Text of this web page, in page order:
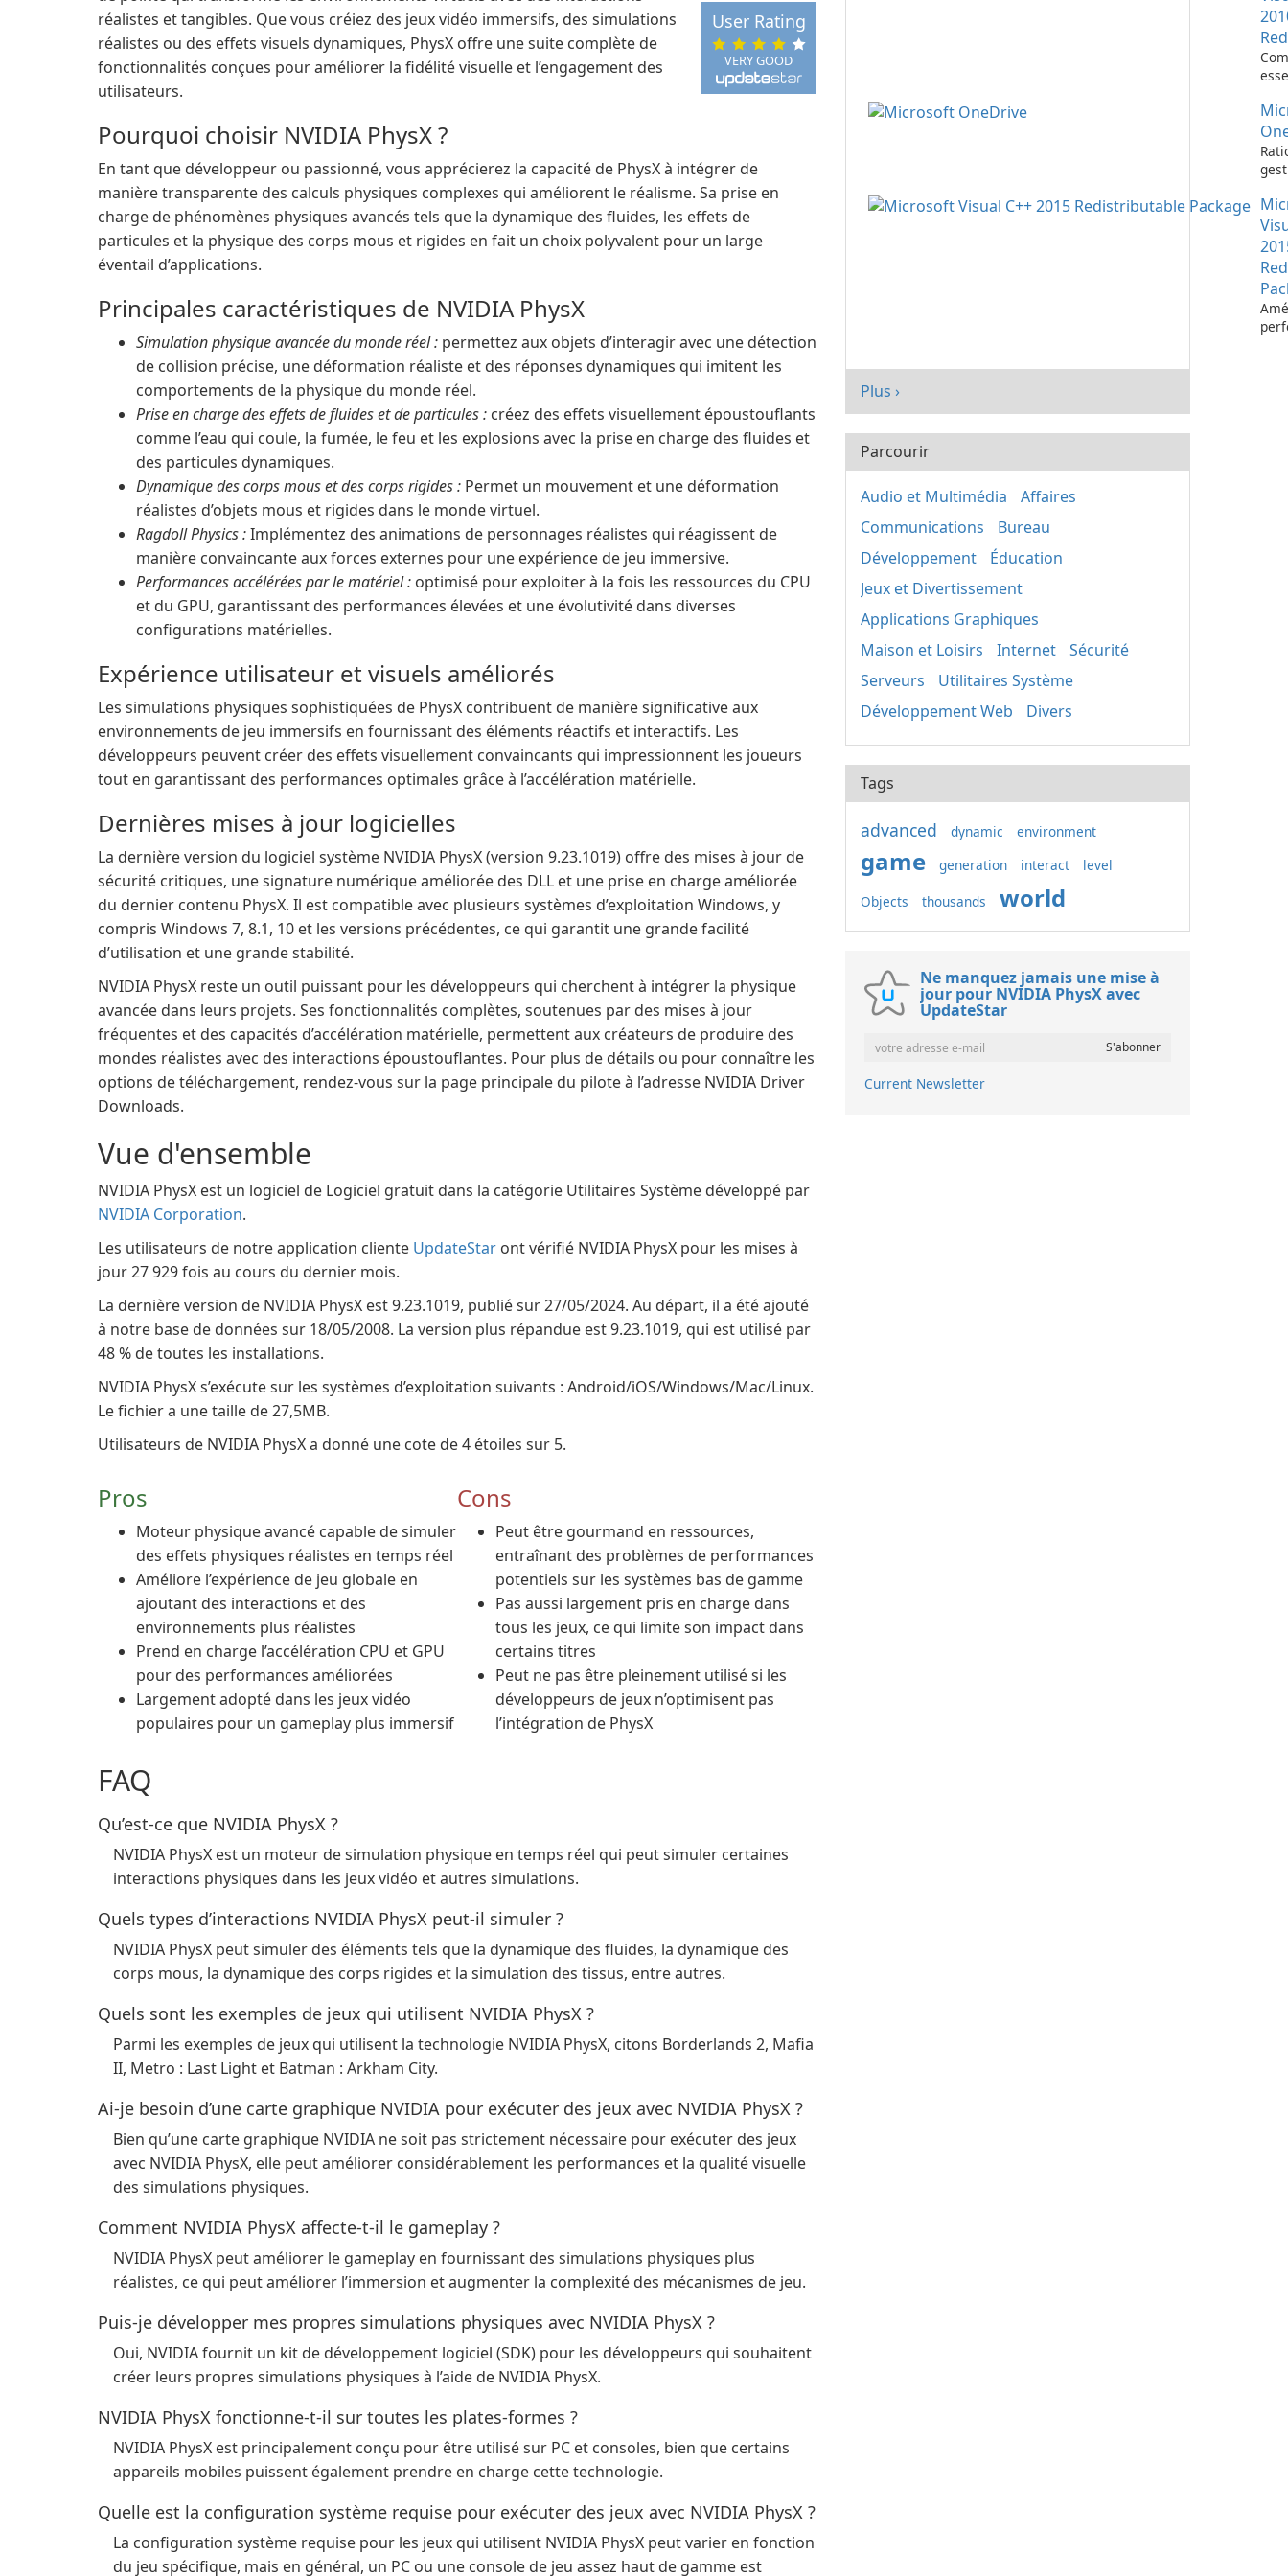
VERY GOOD
User Rating
réalistes et tangibles. Que vous créiez des jeux vidéo immersifs, des simulations
réalistes ou des effets visuels dynamiques, PhysX offre une suite complète de
fonctionnalités conçues pour améliorer la fidélité visuelle et l’engagement des
utilisateurs.
Pourquoi choisir NVIDIA PhysX ?
En tant que développeur ou passionné, vous apprécierez la capacité de PhysX à intégrer de
manière transparente des calculs physiques complexes qui améliorent le réalisme. Sa prise en
charge de phénomènes physiques avancés tels que la dynamique des fluides, les effets de
particules et la physique des corps mous et rigides en fait un choix polyvalent pour un large
éventail d’applications.
Principales caractéristiques de NVIDIA PhysX
Simulation physique avancée du monde réel : permettez aux objets d’interagir avec une détection
de collision précise, une déformation réaliste et des réponses dynamiques qui imitent les
comportements de la physique du monde réel.
Prise en charge des effets de fluides et de particules : créez des effets visuellement époustouflants
comme l’eau qui coule, la fumée, le feu et les explosions avec la prise en charge des fluides et
des particules dynamiques.
Dynamique des corps mous et des corps rigides : Permet un mouvement et une déformation
réalistes d’objets mous et rigides dans le monde virtuel.
Ragdoll Physics :Implémentez des animations de personnages réalistes qui réagissent de
manière convaincante aux forces externes pour une expérience de jeu immersive.
Performances accélérées par le matériel : optimisé pour exploiter à la fois les ressources du CPU
et du GPU, garantissant des performances élevées et une évolutivité dans diverses
configurations matérielles.
Expérience utilisateur et visuels améliorés
Les simulations physiques sophistiquées de PhysX contribuent de manière significative aux
environnements de jeu immersifs en fournissant des éléments réactifs et interactifs. Les
développeurs peuvent créer des effets visuellement convaincants qui impressionnent les joueurs
tout en garantissant des performances optimales grâce à l’accélération matérielle.
Dernières mises à jour logicielles
La dernière version du logiciel système NVIDIA PhysX (version 9.23.1019) offre des mises à jour de
sécurité critiques, une signature numérique améliorée des DLL et une prise en charge améliorée
du dernier contenu PhysX. Il est compatible avec plusieurs systèmes d’exploitation Windows, y
compris Windows 7, 8.1, 10 et les versions précédentes, ce qui garantit une grande facilité
d’utilisation et une grande stabilité.
NVIDIA PhysX reste un outil puissant pour les développeurs qui cherchent à intégrer la physique
avancée dans leurs projets. Ses fonctionnalités complètes, soutenues par des mises à jour
fréquentes et des capacités d’accélération matérielle, permettent aux créateurs de produire des
mondes réalistes avec des interactions époustouflantes. Pour plus de détails ou pour connaître les
options de téléchargement, rendez-vous sur la page principale du pilote à l’adresse NVIDIA Driver
Downloads.
Vue d'ensemble
NVIDIA PhysX est un logiciel de Logiciel gratuit dans la catégorie Utilitaires Système développé par
NVIDIA Corporation.
Les utilisateurs de notre application cliente UpdateStar ont vérifié NVIDIA PhysX pour les mises à
jour 27 929 fois au cours du dernier mois.
La dernière version de NVIDIA PhysX est 9.23.1019, publié sur 27/05/2024. Au départ, il a été ajouté
à notre base de données sur 18/05/2008. La version plus répandue est 9.23.1019, qui est utilisé par
48 % de toutes les installations.
NVIDIA PhysX s’exécute sur les systèmes d’exploitation suivants : Android/iOS/Windows/Mac/Linux.
Le fichier a une taille de 27,5MB.
Utilisateurs de NVIDIA PhysX a donné une cote de 4 étoiles sur 5.
Pros
Moteur physique avancé capable de simuler
des effets physiques réalistes en temps réel
Améliore l’expérience de jeu globale en
ajoutant des interactions et des
environnements plus réalistes
Prend en charge l’accélération CPU et GPU
pour des performances améliorées
Largement adopté dans les jeux vidéo
populaires pour un gameplay plus immersif
Cons
Peut être gourmand en ressources,
entraînant des problèmes de performances
potentiels sur les systèmes bas de gamme
Pas aussi largement pris en charge dans
tous les jeux, ce qui limite son impact dans
certains titres
Peut ne pas être pleinement utilisé si les
développeurs de jeux n’optimisent pas
l’intégration de PhysX
FAQ
Qu’est-ce que NVIDIA PhysX ?
NVIDIA PhysX est un moteur de simulation physique en temps réel qui peut simuler certaines
interactions physiques dans les jeux vidéo et autres simulations.
Quels types d’interactions NVIDIA PhysX peut-il simuler ?
NVIDIA PhysX peut simuler des éléments tels que la dynamique des fluides, la dynamique des
corps mous, la dynamique des corps rigides et la simulation des tissus, entre autres.
Quels sont les exemples de jeux qui utilisent NVIDIA PhysX ?
Parmi les exemples de jeux qui utilisent la technologie NVIDIA PhysX, citons Borderlands 2, Mafia
II, Metro : Last Light et Batman : Arkham City.
Ai-je besoin d’une carte graphique NVIDIA pour exécuter des jeux avec NVIDIA PhysX ?
Bien qu’une carte graphique NVIDIA ne soit pas strictement nécessaire pour exécuter des jeux
avec NVIDIA PhysX, elle peut améliorer considérablement les performances et la qualité visuelle
des simulations physiques.
Comment NVIDIA PhysX affecte-t-il le gameplay ?
NVIDIA PhysX peut améliorer le gameplay en fournissant des simulations physiques plus
réalistes, ce qui peut améliorer l’immersion et augmenter la complexité des mécanismes de jeu.
Puis-je développer mes propres simulations physiques avec NVIDIA PhysX ?
Oui, NVIDIA fournit un kit de développement logiciel (SDK) pour les développeurs qui souhaitent
créer leurs propres simulations physiques à l’aide de NVIDIA PhysX.
NVIDIA PhysX fonctionne-t-il sur toutes les plates-formes ?
NVIDIA PhysX est principalement conçu pour être utilisé sur PC et consoles, bien que certains
appareils mobiles puissent également prendre en charge cette technologie.
Quelle est la configuration système requise pour exécuter des jeux avec NVIDIA PhysX ?
La configuration système requise pour les jeux qui utilisent NVIDIA PhysX peut varier en fonction
du jeu spécifique, mais en général, un PC ou une console de jeu assez haut de gamme est
Plus ›
Parcourir
Audio et Multimédia
Affaires
Communications
Bureau
Développement
Éducation
Jeux et Divertissement
Applications Graphiques
Maison et Loisirs
Internet
Sécurité
Serveurs
Utilitaires Système
Développement Web
Divers
Tags
advanced dynamic environment
game generation interact
level
Objects
thousands world
Ne manquez jamais une mise à
jour pour NVIDIA PhysX avec
UpdateStar
Current Newsletter